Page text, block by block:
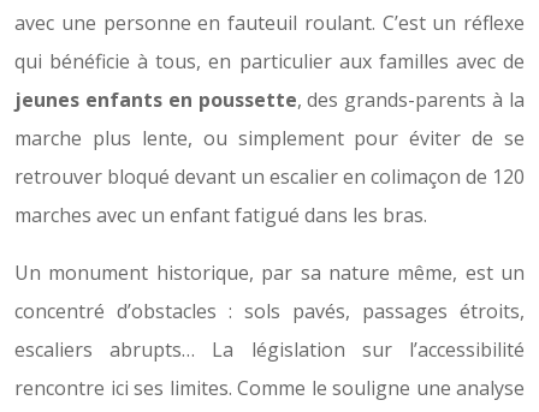
avec une personne en fauteuil roulant. C’est un réflexe
qui bénéficie à tous, en particulier aux familles avec de
jeunes enfants en poussette, des grands-parents à la
marche plus lente, ou simplement pour éviter de se
retrouver bloqué devant un escalier en colimaçon de 120
marches avec un enfant fatigué dans les bras.
Un monument historique, par sa nature même, est un
concentré d’obstacles : sols pavés, passages étroits,
escaliers abrupts… La législation sur l’accessibilité
rencontre ici ses limites. Comme le souligne une analyse